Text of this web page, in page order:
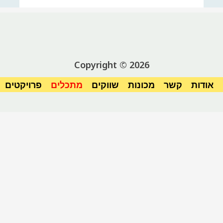
Copyright © 2026
פרויקטים
מתכלים שווקים מכונות קשר אודות